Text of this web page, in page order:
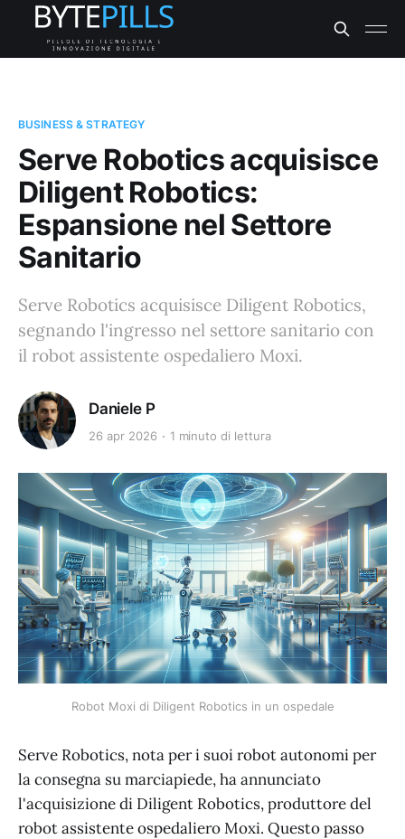
BUSINESS & STRATEGY
Serve Robotics acquisisce
Diligent Robotics:
Espansione nel Settore
Sanitario
Serve Robotics acquisisce Diligent Robotics,
segnando l'ingresso nel settore sanitario con
il robot assistente ospedaliero Moxi.
Daniele P
26 apr 2026 1 minuto di lettura
Robot Moxi di Diligent Robotics in un ospedale
Serve Robotics, nota per i suoi robot autonomi per
la consegna su marciapiede, ha annunciato
l'acquisizione di Diligent Robotics, produttore del
robot assistente ospedaliero Moxi. Questo passo